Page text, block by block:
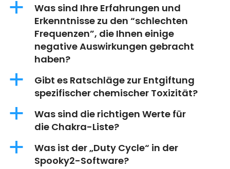
a
Was sind Ihre Erfahrungen und
Erkenntnisse zu den “schlechten
Frequenzen”, die Ihnen einige
negative Auswirkungen gebracht
haben?
a
Gibt es Ratschläge zur Entgiftung
spezifischer chemischer Toxizität?
a
Was sind die richtigen Werte für
die Chakra-Liste?
a
Was ist der „Duty Cycle“ in der
Spooky2-Software?